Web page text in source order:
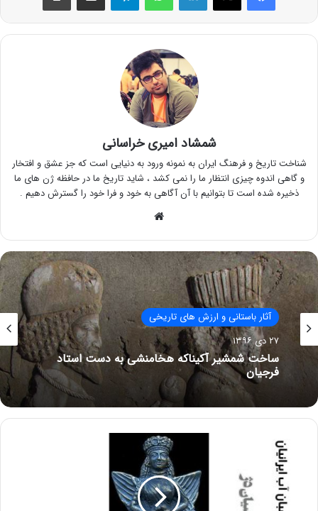
شمشاد امیری خراسانی
شناخت تاریخ و فرهنگ ایران به نمونه ورود به دنیایی است که جز عشق و افتخار
و گاهی اندوه چیزی انتظار ما را نمی کشد ، شاید تاریخ ما در حافظه ژن های ما
ذخیره شده است تا بتوانیم با آن آگاهی به خود و فرا خود را گسترش دهیم .
آثار باستانی و ارزش های تاریخی
۲۷ دی ۱۳۹۶
ساخت شمشیر آکیناکه هخامنشی به دست استاد
فرجیان